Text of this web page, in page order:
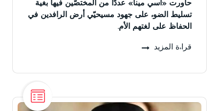
حاورت «آسي مينا» عددًا من المختصّين فيها بغية
تسليط الضوء على جهود مسيحيّي أرض الرافدين في
الحفاظ على لغتهم الأم.
قراءة المزيد